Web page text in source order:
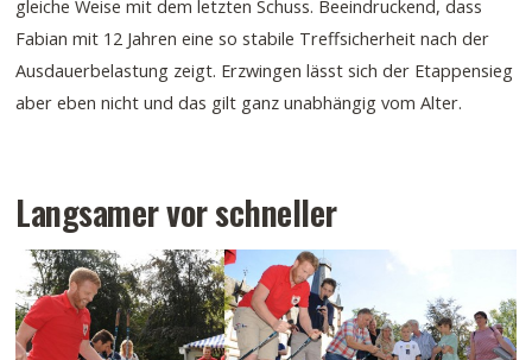
gleiche Weise mit dem letzten Schuss. Beeindruckend, dass
Fabian mit 12 Jahren eine so stabile Treffsicherheit nach der
Ausdauerbelastung zeigt. Erzwingen lässt sich der Etappensieg
aber eben nicht und das gilt ganz unabhängig vom Alter.
Langsamer vor schneller